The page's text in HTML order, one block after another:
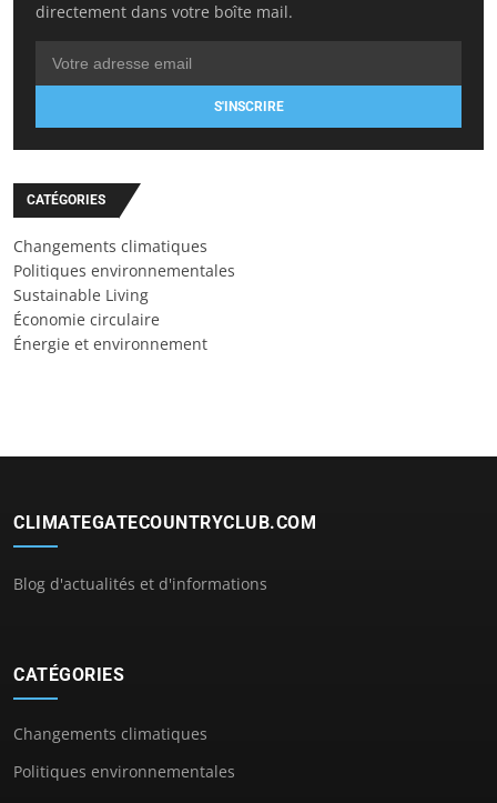
directement dans votre boîte mail.
S'INSCRIRE
CATÉGORIES
Changements climatiques
Politiques environnementales
Sustainable Living
Économie circulaire
Énergie et environnement
CLIMATEGATECOUNTRYCLUB.COM
Blog d'actualités et d'informations
CATÉGORIES
Changements climatiques
Politiques environnementales